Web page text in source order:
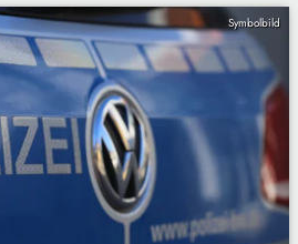
Symbolbild